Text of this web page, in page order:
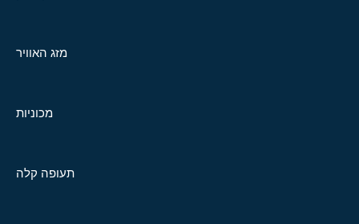
מזג האוויר
מכוניות
תעופה קלה